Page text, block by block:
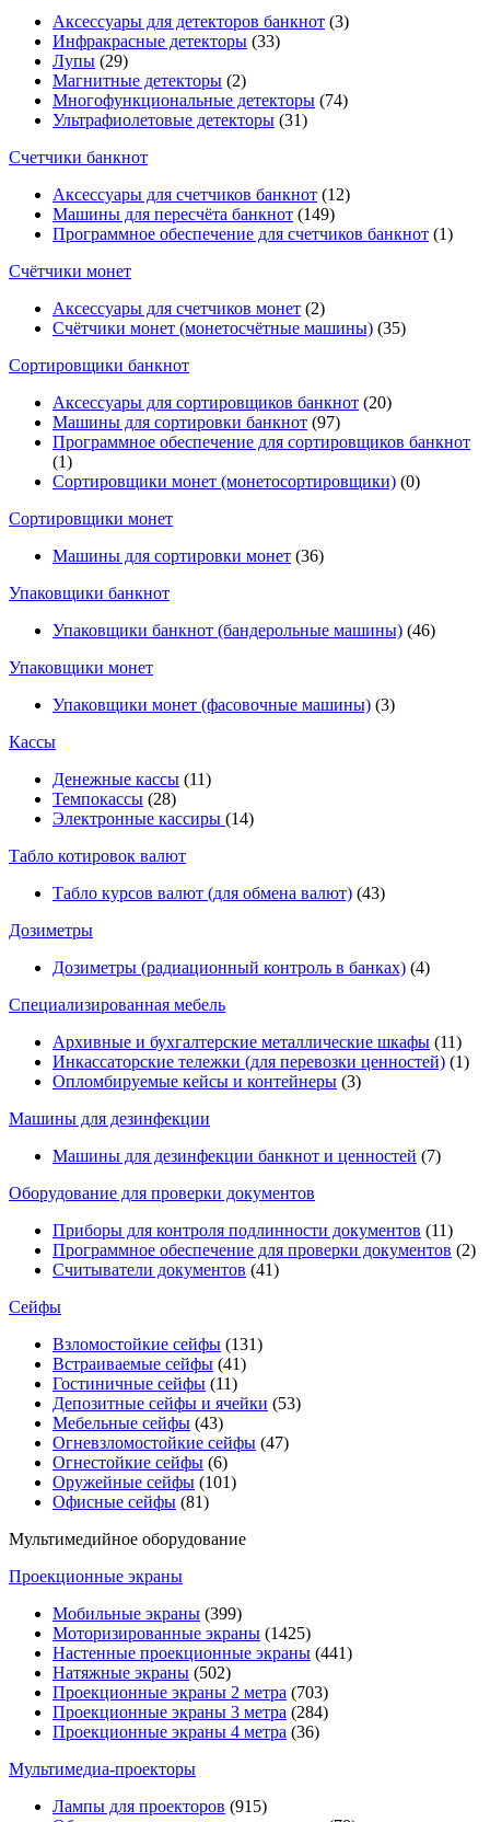
Аксессуары для детекторов банкнот (3)
Инфракрасные детекторы (33)
Лупы (29)
Магнитные детекторы (2)
Многофункциональные детекторы (74)
Ультрафиолетовые детекторы (31)
Счетчики банкнот
Аксессуары для счетчиков банкнот (12)
Машины для пересчёта банкнот (149)
Программное обеспечение для счетчиков банкнот (1)
Счётчики монет
Аксессуары для счетчиков монет (2)
Счётчики монет (монетосчётные машины) (35)
Cортировщики банкнот
Аксессуары для сортировщиков банкнот (20)
Машины для сортировки банкнот (97)
Программное обеспечение для сортировщиков банкнот
(1)
Сортировщики монет (монетосортировщики) (0)
Сортировщики монет
Машины для сортировки монет (36)
Упаковщики банкнот
Упаковщики банкнот (бандерольные машины) (46)
Упаковщики монет
Упаковщики монет (фасовочные машины) (3)
Кассы
Денежные кассы (11)
Темпокассы (28)
Электронные кассиры (14)
Табло котировок валют
Табло курсов валют (для обмена валют) (43)
Дозиметры
Дозиметры (радиационный контроль в банках) (4)
Специализированная мебель
Архивные и бухгалтерские металлические шкафы (11)
Инкассаторские тележки (для перевозки ценностей) (1)
Опломбируемые кейсы и контейнеры (3)
Машины для дезинфекции
Машины для дезинфекции банкнот и ценностей (7)
Оборудование для проверки документов
Приборы для контроля подлинности документов (11)
Программное обеспечение для проверки документов (2)
Считыватели документов (41)
Сейфы
Взломостойкие сейфы (131)
Встраиваемые сейфы (41)
Гостиничные сейфы (11)
Депозитные сейфы и ячейки (53)
Мебельные сейфы (43)
Огневзломостойкие сейфы (47)
Огнестойкие сейфы (6)
Оружейные сейфы (101)
Офисные сейфы (81)
Мультимедийное оборудование
Проекционные экраны
Мобильные экраны (399)
Моторизированные экраны (1425)
Настенные проекционные экраны (441)
Натяжные экраны (502)
Проекционные экраны 2 метра (703)
Проекционные экраны 3 метра (284)
Проекционные экраны 4 метра (36)
Мультимедиa-проекторы
Лампы для проекторов (915)